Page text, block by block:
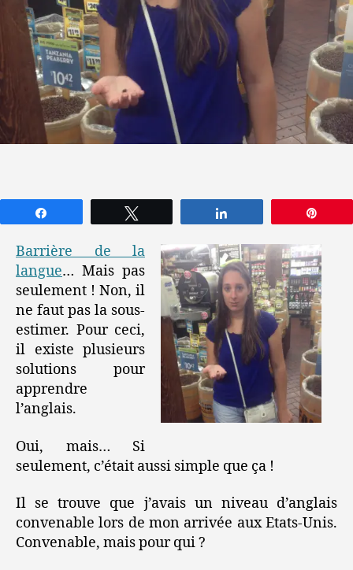
Barrière de la
langue… Mais pas
seulement ! Non, il
ne faut pas la sous-
estimer. Pour ceci,
il existe plusieurs
solutions pour
apprendre
l’anglais.
Oui, mais… Si
seulement, c’était aussi simple que ça !
Il se trouve que j’avais un niveau d’anglais
convenable lors de mon arrivée aux Etats-Unis.
Convenable, mais pour qui ?